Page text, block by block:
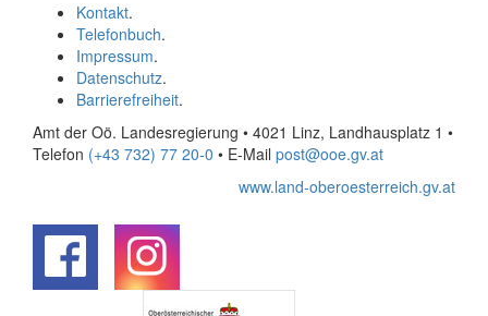
Kontakt.
Telefonbuch.
Impressum.
Datenschutz.
Barrierefreiheit.
Amt der Oö. Landesregierung • 4021 Linz, Landhausplatz 1 •
Telefon (+43 732) 77 20-0 • E-Mail post@ooe.gv.at
www.land-oberoesterreich.gv.at